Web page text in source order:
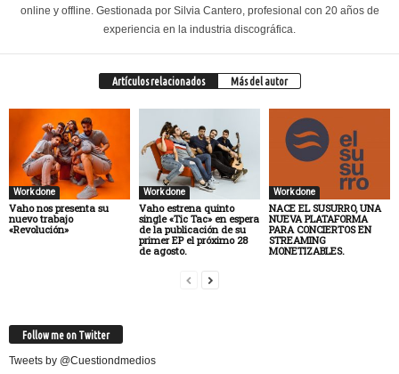
online y offline. Gestionada por Silvia Cantero, profesional con 20 años de
experiencia en la industria discográfica.
Artículos relacionados Más del autor
Work done
Vaho nos presenta su
nuevo trabajo
«Revolución»
Work done
Vaho estrena quinto
single «Tic Tac» en espera
de la publicación de su
primer EP el próximo 28
de agosto.
Work done
NACE EL SUSURRO, UNA
NUEVA PLATAFORMA
PARA CONCIERTOS EN
STREAMING
MONETIZABLES.
Follow me on Twitter
Tweets by @Cuestiondmedios